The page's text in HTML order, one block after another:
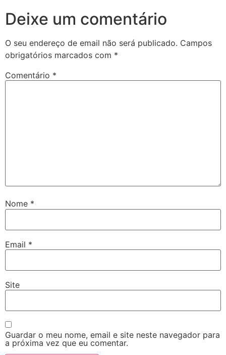
Deixe um comentário
O seu endereço de email não será publicado. Campos
obrigatórios marcados com *
Comentário *
Nome *
Email *
Site
Guardar o meu nome, email e site neste navegador para
a próxima vez que eu comentar.